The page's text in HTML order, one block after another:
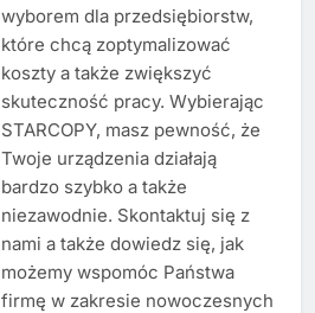
wyborem dla przedsiębiorstw,
które chcą zoptymalizować
koszty a także zwiększyć
skuteczność pracy. Wybierając
STARCOPY, masz pewność, że
Twoje urządzenia działają
bardzo szybko a także
niezawodnie. Skontaktuj się z
nami a także dowiedz się, jak
możemy wspomóc Państwa
firmę w zakresie nowoczesnych